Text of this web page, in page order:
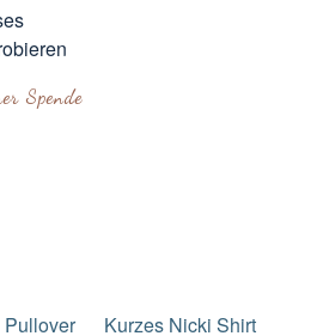
Spende
Pullover
Kurzes Nicki Shirt